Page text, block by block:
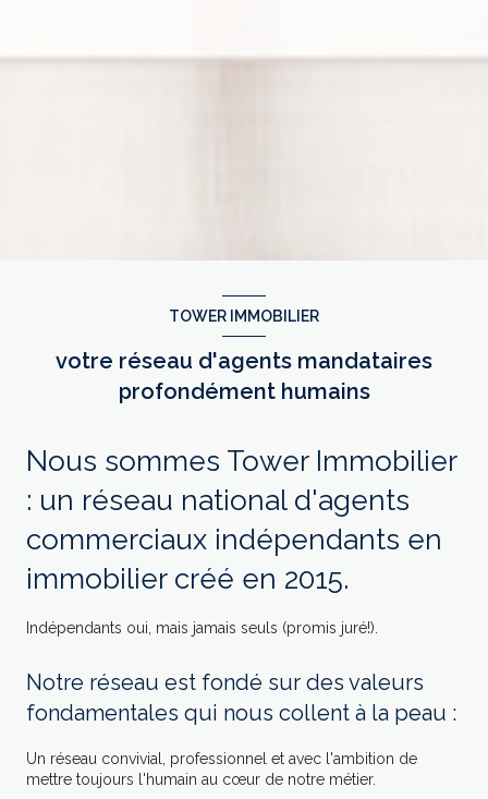
TOWER IMMOBILIER
votre réseau d'agents mandataires
profondément humains
Nous sommes Tower Immobilier
: un réseau national d'agents
commerciaux indépendants en
immobilier créé en 2015.
Indépendants oui, mais jamais seuls (promis juré!).
Notre réseau est fondé sur des valeurs
fondamentales qui nous collent à la peau :
Un réseau convivial, professionnel et avec l'ambition de
mettre toujours l'humain au cœur de notre métier.